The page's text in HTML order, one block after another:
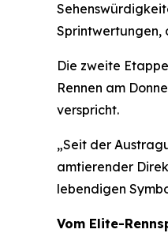
Sprintwertungen,
Die zweite
Rennen am
verspricht.
„Seit der
amtierender
lebendigen
Vom Elite-